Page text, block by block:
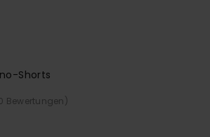
Shorts
Bewertungen)